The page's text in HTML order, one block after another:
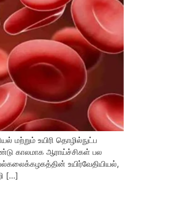
மற்றும் உயிரி தொழில்நுட்ப
காலமாக ஆராய்ச்சிகள் பல
உயிர்வேதியியல்,
[…]